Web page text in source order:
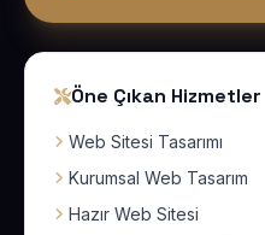
Öne Çıkan Hizmetler
Web Sitesi Tasarımı
Kurumsal Web Tasarım
Hazır Web Sitesi